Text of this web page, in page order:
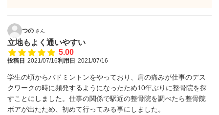
つの さん
立地もよく通いやすい
5.00
投稿日 2021/07/16利用日 2021/07/16
学生の頃からバドミントンをやっており、肩の痛みが仕事のデス
クワークの時に頻発するようになったため10年ぶりに整骨院を探
すことにしました。仕事の関係で駅近の整骨院を調べたら整骨院
ボアが出たため、初めて行ってみる事にしました。